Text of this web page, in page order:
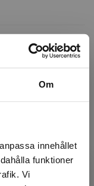
Om
innehållet
funktioner
Vi
en stor del av sina
det genereras